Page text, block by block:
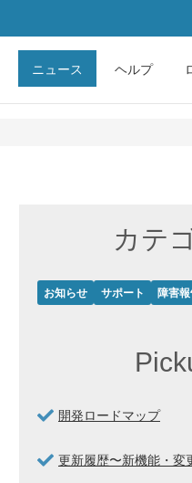
ニュース ヘルプ
カテ
お知らせ サポート 障害
開発ロードマップ
更新履歴〜新機能・変